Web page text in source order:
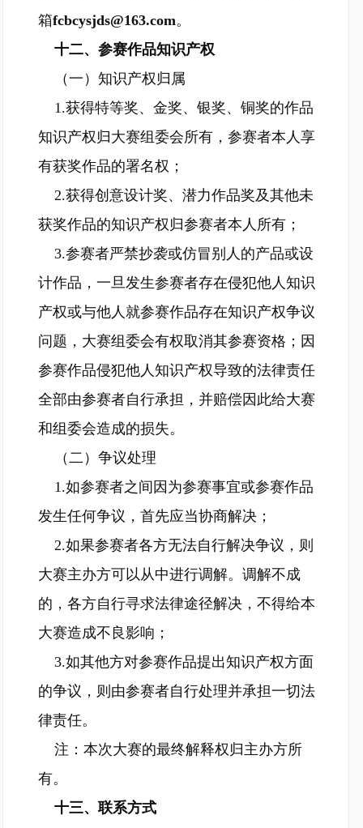
箱fcbcysjds@163.com。
十二、参赛作品知识产权
（一）知识产权归属
1.获得特等奖、金奖、银奖、铜奖的作品
知识产权归大赛组委会所有，参赛者本人享
有获奖作品的署名权；
2.获得创意设计奖、潜力作品奖及其他未
获奖作品的知识产权归参赛者本人所有；
3.参赛者严禁抄袭或仿冒别人的产品或设
计作品，一旦发生参赛者存在侵犯他人知识
产权或与他人就参赛作品存在知识产权争议
问题，大赛组委会有权取消其参赛资格；因
参赛作品侵犯他人知识产权导致的法律责任
全部由参赛者自行承担，并赔偿因此给大赛
和组委会造成的损失。
（二）争议处理
1.如参赛者之间因为参赛事宜或参赛作品
发生任何争议，首先应当协商解决；
2.如果参赛者各方无法自行解决争议，则
大赛主办方可以从中进行调解。调解不成
的，各方自行寻求法律途径解决，不得给本
大赛造成不良影响；
3.如其他方对参赛作品提出知识产权方面
的争议，则由参赛者自行处理并承担一切法
律责任。
注：本次大赛的最终解释权归主办方所
有。
十三、联系方式